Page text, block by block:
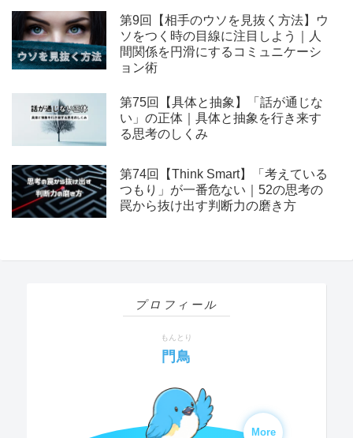
第9回【相手のウソを見抜く方法】ウ
ソをつく時の目線に注目しよう｜人
間関係を円滑にするコミュニケーシ
ョン術
第75回【具体と抽象】「話が通じな
い」の正体｜具体と抽象を行き来す
る思考のしくみ
第74回【Think Smart】「考えている
つもり」が一番危ない｜52の思考の
罠から抜け出す判断力の磨き方
プロフィール
もんとり
門鳥
More